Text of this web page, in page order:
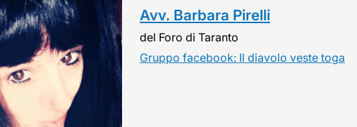
Avv. Barbara Pirelli
del Foro di Taranto
Gruppo facebook: Il diavolo veste toga